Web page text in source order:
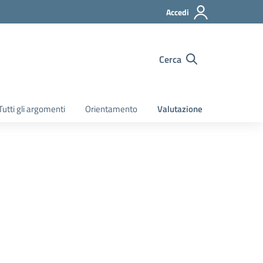
Accedi
Cerca
gli argomenti Orientamento Valutazione